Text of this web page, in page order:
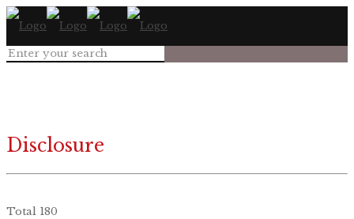
Disclosure
Total 180